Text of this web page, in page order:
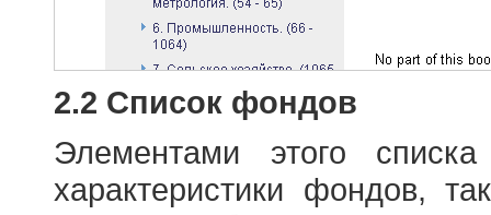
2.2 Список фондов
Элементами этого
характеристики фондов,